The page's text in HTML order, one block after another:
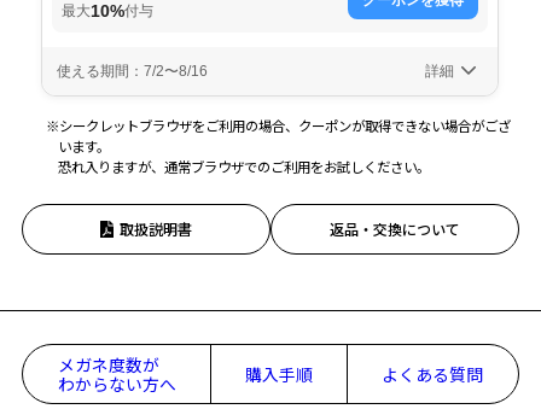
※シークレットブラウザをご利用の場合、クーポンが取得できない場合がござ
います。
恐れ入りますが、通常ブラウザでのご利用をお試しください。
取扱説明書 返品・交換について
メガネ度数が
わからない方へ
購入手順 よくある質問